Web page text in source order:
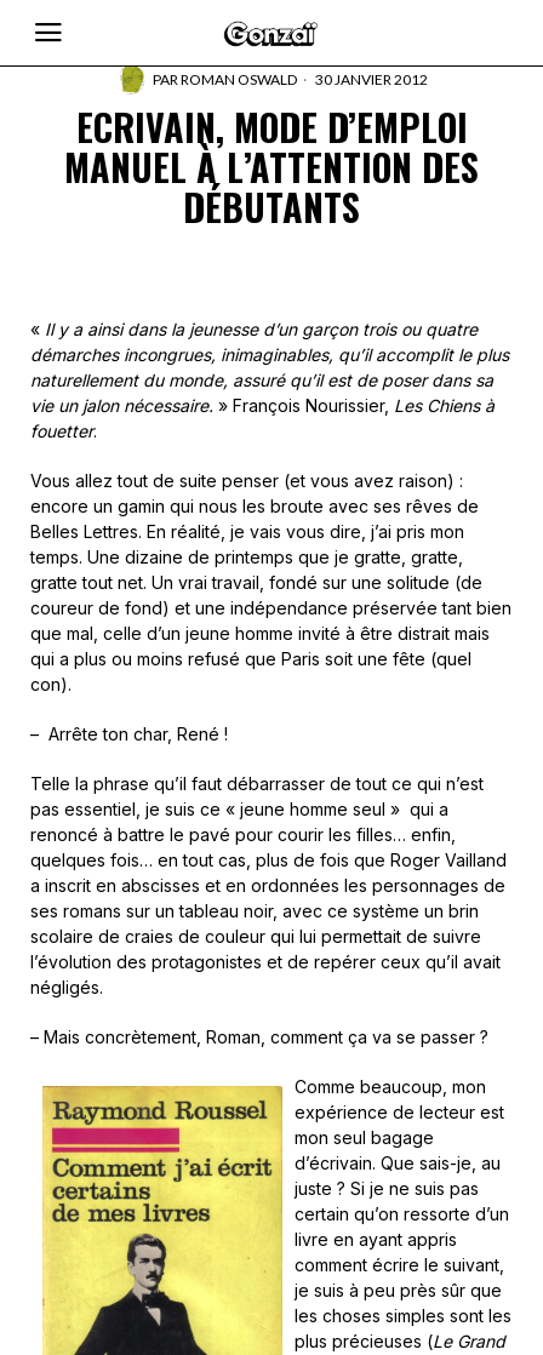
PARROMAN OSWALD 30 JANVIER 2012
ECRIVAIN, MODE D’EMPLOI
MANUEL À L’ATTENTION DES
DÉBUTANTS
« Il y a ainsi dans la jeunesse d’un garçon trois ou quatre
démarches incongrues, inimaginables, qu’il accomplit le plus
naturellement du monde, assuré qu’il est de poser dans sa
vie un jalon nécessaire. » François Nourissier, Les Chiens à
fouetter.
Vous allez tout de suite penser (et vous avez raison) :
encore un gamin qui nous les broute avec ses rêves de
Belles Lettres. En réalité, je vais vous dire, j’ai pris mon
temps. Une dizaine de printemps que je gratte, gratte,
gratte tout net. Un vrai travail, fondé sur une solitude (de
coureur de fond) et une indépendance préservée tant bien
que mal, celle d’un jeune homme invité à être distrait mais
qui a plus ou moins refusé que Paris soit une fête (quel
con).
– Arrête ton char, René !
Telle la phrase qu’il faut débarrasser de tout ce qui n’est
pas essentiel, je suis ce « jeune homme seul » qui a
renoncé à battre le pavé pour courir les filles… enfin,
quelques fois… en tout cas, plus de fois que Roger Vailland
a inscrit en abscisses et en ordonnées les personnages de
ses romans sur un tableau noir, avec ce système un brin
scolaire de craies de couleur qui lui permettait de suivre
l’évolution des protagonistes et de repérer ceux qu’il avait
négligés.
– Mais concrètement, Roman, comment ça va se passer ?
Comme beaucoup, mon
expérience de lecteur est
mon seul bagage
d’écrivain. Que sais-je, au
juste ? Si je ne suis pas
certain qu’on ressorte d’un
livre en ayant appris
comment écrire le suivant,
je suis à peu près sûr que
les choses simples sont les
plus précieuses (Le Grand